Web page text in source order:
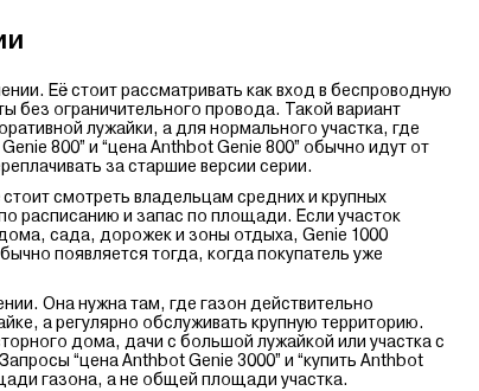
Её стоит рассматривать как вход в беспроводную
ограничительного провода. Такой вариант
лужайки, а для нормального участка, где
800” и “цена Anthbot Genie 800” обычно идут от
за старшие версии серии.
смотреть владельцам средних и крупных
расписанию и запас по площади. Если участок
сада, дорожек и зоны отдыха, Genie 1000
появляется тогда, когда покупатель уже
Она нужна там, где газон действительно
а регулярно обслуживать крупную территорию.
дома, дачи с большой лужайкой или участка с
“цена Anthbot Genie 3000” и “купить Anthbot
газона, а не общей площади участка.